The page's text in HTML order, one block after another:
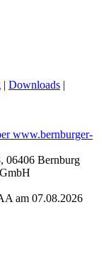
| Downloads |
06406 Bernburg
am 07.08.2026